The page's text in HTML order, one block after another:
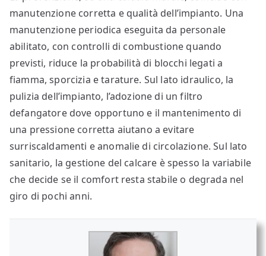
manutenzione corretta e qualità dell’impianto. Una
manutenzione periodica eseguita da personale
abilitato, con controlli di combustione quando
previsti, riduce la probabilità di blocchi legati a
fiamma, sporcizia e tarature. Sul lato idraulico, la
pulizia dell’impianto, l’adozione di un filtro
defangatore dove opportuno e il mantenimento di
una pressione corretta aiutano a evitare
surriscaldamenti e anomalie di circolazione. Sul lato
sanitario, la gestione del calcare è spesso la variabile
che decide se il comfort resta stabile o degrada nel
giro di pochi anni.